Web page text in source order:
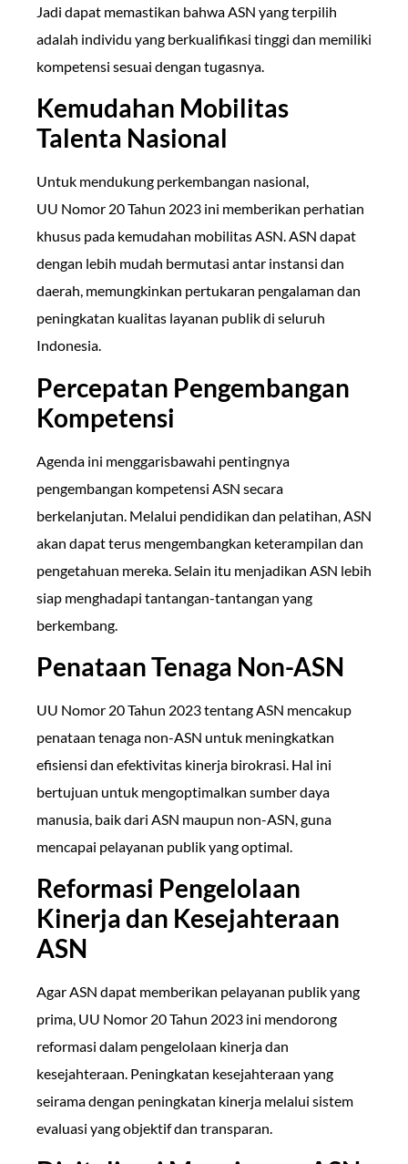
Jadi dapat memastikan bahwa ASN yang terpilih
adalah individu yang berkualifikasi tinggi dan memiliki
kompetensi sesuai dengan tugasnya.
Kemudahan Mobilitas
Talenta Nasional
Untuk mendukung perkembangan nasional,
UU Nomor 20 Tahun 2023 ini memberikan perhatian
khusus pada kemudahan mobilitas ASN. ASN dapat
dengan lebih mudah bermutasi antar instansi dan
daerah, memungkinkan pertukaran pengalaman dan
peningkatan kualitas layanan publik di seluruh
Indonesia.
Percepatan Pengembangan
Kompetensi
Agenda ini menggarisbawahi pentingnya
pengembangan kompetensi ASN secara
berkelanjutan. Melalui pendidikan dan pelatihan, ASN
akan dapat terus mengembangkan keterampilan dan
pengetahuan mereka. Selain itu menjadikan ASN lebih
siap menghadapi tantangan-tantangan yang
berkembang.
Penataan Tenaga Non-ASN
UU Nomor 20 Tahun 2023 tentang ASN mencakup
penataan tenaga non-ASN untuk meningkatkan
efisiensi dan efektivitas kinerja birokrasi. Hal ini
bertujuan untuk mengoptimalkan sumber daya
manusia, baik dari ASN maupun non-ASN, guna
mencapai pelayanan publik yang optimal.
Reformasi Pengelolaan
Kinerja dan Kesejahteraan
ASN
Agar ASN dapat memberikan pelayanan publik yang
prima, UU Nomor 20 Tahun 2023 ini mendorong
reformasi dalam pengelolaan kinerja dan
kesejahteraan. Peningkatan kesejahteraan yang
seirama dengan peningkatan kinerja melalui sistem
evaluasi yang objektif dan transparan.